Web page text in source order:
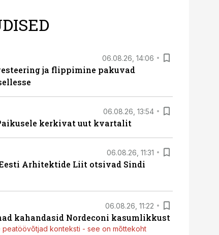
06.08.26, 14:06
ja flippimine pakuvad
06.08.26, 13:54
kerkivat uut kvartalit
06.08.26, 11:31
Arhitektide Liit otsivad Sindi
06.08.26, 11:22
kahandasid Nordeconi kasumlikkust
peatöövõtjad konteksti - see on mõttekoht